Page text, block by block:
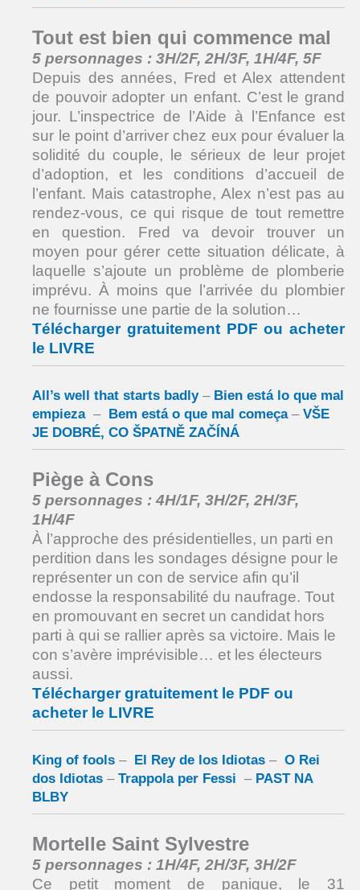
Tout est bien qui commence mal
5 personnages : 3H/2F, 2H/3F, 1H/4F, 5F
Depuis des années, Fred et Alex attendent
de pouvoir adopter un enfant. C’est le grand
jour. L’inspectrice de l’Aide à l’Enfance est
sur le point d’arriver chez eux pour évaluer la
solidité du couple, le sérieux de leur projet
d’adoption, et les conditions d’accueil de
l’enfant. Mais catastrophe, Alex n’est pas au
rendez-vous, ce qui risque de tout remettre
en question. Fred va devoir trouver un
moyen pour gérer cette situation délicate, à
laquelle s’ajoute un problème de plomberie
imprévu. À moins que l’arrivée du plombier
ne fournisse une partie de la solution…
Télécharger gratuitement PDF ou acheter
le LIVRE
All’s well that starts badly– Bien está lo que mal
empieza– Bem está o que mal começa– VŠE
JE DOBRÉ, CO ŠPATNĚ ZAČÍNÁ
Piège à Cons
5 personnages : 4H/1F, 3H/2F, 2H/3F,
1H/4F
À l’approche des présidentielles, un parti en
perdition dans les sondages désigne pour le
représenter un con de service afin qu’il
endosse la responsabilité du naufrage. Tout
en promouvant en secret un candidat hors
parti à qui se rallier après sa victoire. Mais le
con s’avère imprévisible… et les électeurs
aussi.
Télécharger gratuitement le PDF ou
acheter le LIVRE
King of fools – El Rey de los Idiotas – O Rei
dos Idiotas – Trappola per Fessi – PAST NA
BLBY
Mortelle Saint Sylvestre
5 personnages : 1H/4F, 2H/3F, 3H/2F
Ce petit moment de panique, le 31